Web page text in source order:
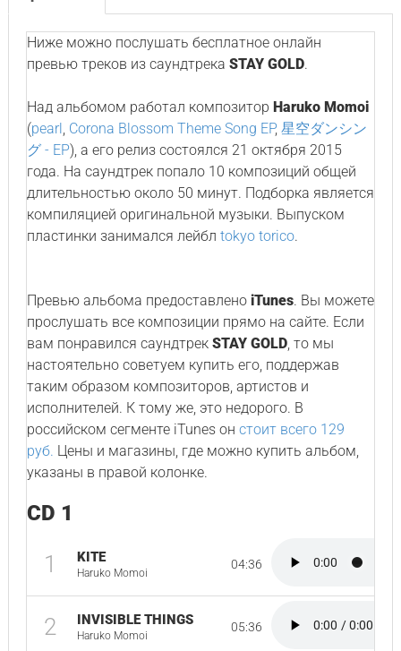
Ниже можно послушать бесплатное онлайн
превью треков из саундтрека STAY GOLD.
Над альбомом работал композитор Haruko Momoi
(pearl, Corona Blossom Theme Song EP, 星空ダンシン
グ - EP), а его релиз состоялся 21 октября 2015
года. На саундтрек попало 10 композиций общей
длительностью около 50 минут. Подборка является
компиляцией оригинальной музыки. Выпуском
пластинки занимался лейбл tokyo torico.
Превью альбома предоставлено iTunes. Вы можете
прослушать все композиции прямо на сайте. Если
вам понравился саундтрек STAY GOLD, то мы
настоятельно советуем купить его, поддержав
таким образом композиторов, артистов и
исполнителей. К тому же, это недорого. В
российском сегменте iTunes он стоит всего 129
руб. Цены и магазины, где можно купить альбом,
указаны в правой колонке.
CD 1
1 KITE
Haruko Momoi
04:36
2 INVISIBLE THINGS
Haruko Momoi
05:36